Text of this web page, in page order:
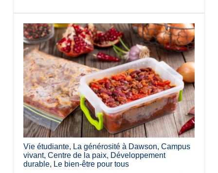
Vie étudiante, La générosité à Dawson, Campus
vivant, Centre de la paix, Développement
durable, Le bien-être pour tous